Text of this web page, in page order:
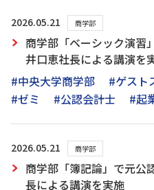
2026.05.21 商学部
商学部「ベーシック演習
井口恵社長による講演を
#中央大学商学部
#ゲスト
#ゼミ
#公認会計士 #起
2026.05.21 商学部
商学部「簿記論」で元公
長による講演を実施